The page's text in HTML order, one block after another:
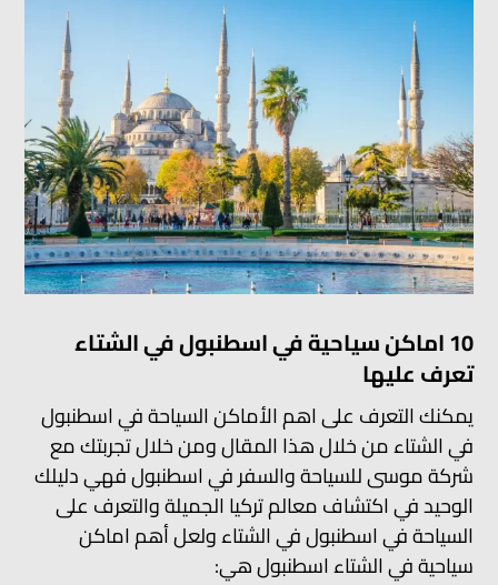
10 اماكن سياحية في اسطنبول في الشتاء
تعرف عليها
يمكنك التعرف على اهم الأماكن السياحة في اسطنبول
في الشتاء من خلال هذا المقال ومن خلال تجربتك مع
شركة موسى للسياحة والسفر في اسطنبول فهي دليلك
الوحيد في اكتشاف معالم تركيا الجميلة والتعرف على
السياحة في اسطنبول في الشتاء ولعل أهم اماكن
سياحية في الشتاء اسطنبول هي: